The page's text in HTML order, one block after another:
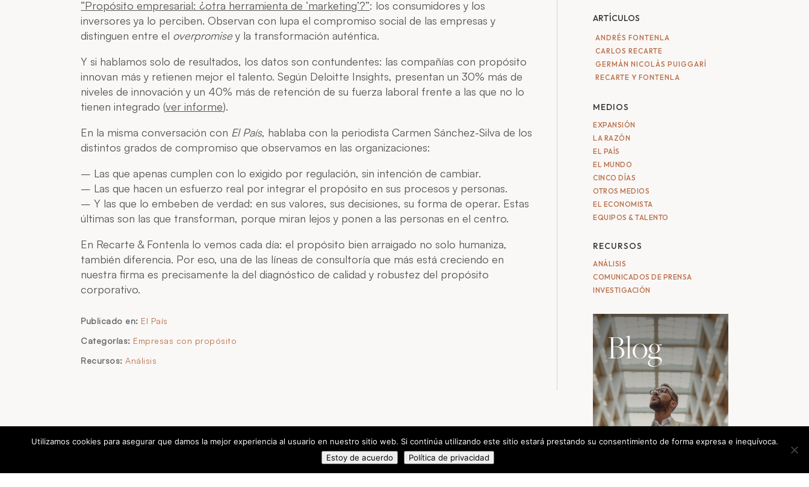
“Propósito empresarial: ¿otra herramienta de ‘marketing’?”: los consumidores y los
inversores ya lo perciben. Observan con lupa el compromiso social de las empresas y
distinguen entre el overpromise y la transformación auténtica.
Y si hablamos solo de resultados, los datos son contundentes: las compañías con propósito
innovan más y retienen mejor el talento. Según Deloitte Insights, presentan un 30% más de
niveles de innovación y un 40% más de retención de su fuerza laboral frente a las que no lo
tienen integrado (ver informe).
En la misma conversación con El País, hablaba con la periodista Carmen Sánchez-Silva de los
distintos grados de compromiso que observamos en las organizaciones:
– Las que apenas cumplen con lo exigido por regulación, sin intención de cambiar.
– Las que hacen un esfuerzo real por integrar el propósito en sus procesos y personas.
– Y las que lo embeben de verdad: en sus valores, sus decisiones, su forma de operar. Estas
últimas son las que transforman, porque miran lejos y ponen a las personas en el centro.
En Recarte & Fontenla lo vemos cada día: el propósito bien arraigado no solo humaniza,
también diferencia. Por eso, una de las líneas de consultoría que más está creciendo en
nuestra firma es precisamente la del diagnóstico de calidad y robustez del propósito
corporativo.
Publicado en: El País
Categorías: Empresas con propósito
Recursos: Análisis
ARTÍCULOS
ANDRÉS FONTENLA
CARLOS RECARTE
GERMÁN NICOLÁS PUIGGARÍ
RECARTE Y FONTENLA
MEDIOS
EXPANSIÓN
LA RAZÓN
EL PAÍS
EL MUNDO
CINCO DÍAS
OTROS MEDIOS
EL ECONOMISTA
EQUIPOS & TALENTO
RECURSOS
ANÁLISIS
COMUNICADOS DE PRENSA
INVESTIGACIÓN
Blog
Utilizamos cookies para asegurar que damos la mejor experiencia al usuario en nuestro sitio web. Si continúa utilizando este sitio estará prestando su consentimiento de forma expresa e inequívoca.
Estoy de acuerdo
Política de privacidad